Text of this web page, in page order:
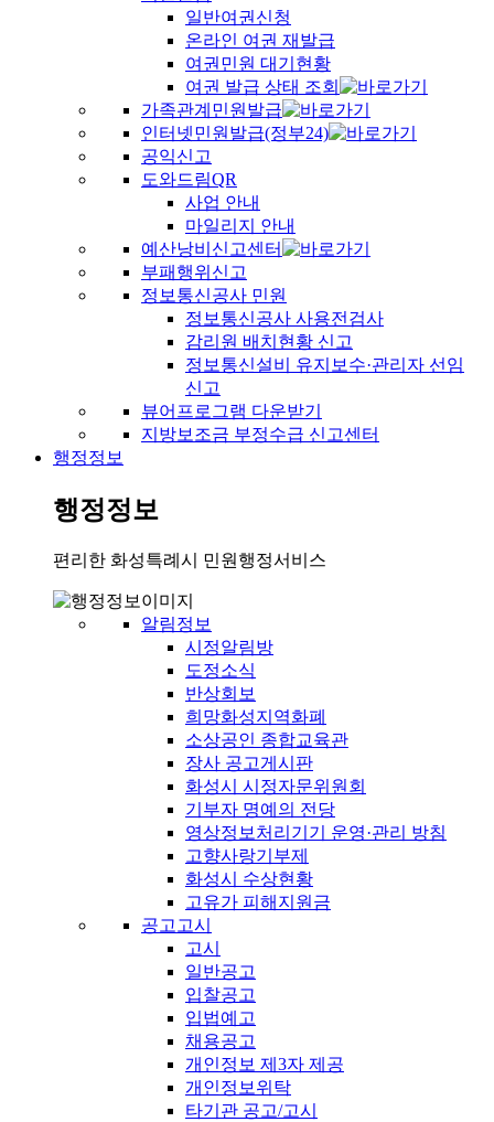
일반여권신청
온라인 여권 재발급
여권민원 대기현황
여권 발급 상태 조회
가족관계민원발급
인터넷민원발급(정부24)
공익신고
도와드림QR
사업 안내
마일리지 안내
예산낭비신고센터
부패행위신고
정보통신공사 민원
정보통신공사 사용전검사
감리원 배치현황 신고
정보통신설비 유지보수·관리자 선임
신고
뷰어프로그램 다운받기
지방보조금 부정수급 신고센터
행정정보
행정정보
편리한 화성특례시 민원행정서비스
알림정보
시정알림방
도정소식
반상회보
희망화성지역화폐
소상공인 종합교육관
장사 공고게시판
화성시 시정자문위원회
기부자 명예의 전당
영상정보처리기기 운영·관리 방침
고향사랑기부제
화성시 수상현황
고유가 피해지원금
공고고시
고시
일반공고
입찰공고
입법예고
채용공고
개인정보 제3자 제공
개인정보위탁
타기관 공고/고시